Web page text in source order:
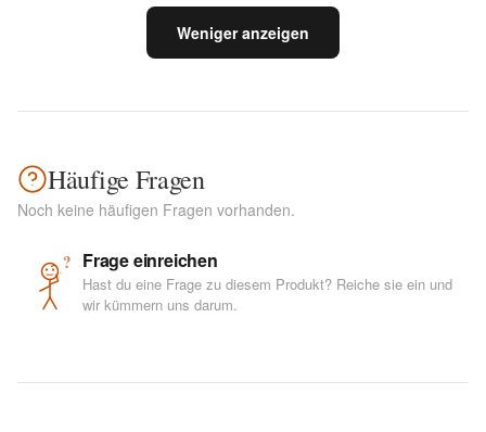
Weniger anzeigen
Häufige Fragen
Noch keine häufigen Fragen vorhanden.
? Frage einreichen
Hast du eine Frage zu diesem Produkt? Reiche sie ein und
wir kümmern uns darum.